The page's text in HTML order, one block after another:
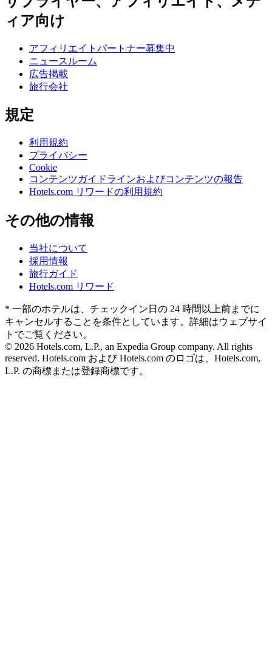
ィア向け
アフィリエイトパートナー募集中
ニュースルーム
広告掲載
旅行会社
規定
利用規約
プライバシー
Cookie
コンテンツガイドラインおよびコンテンツの報告
Hotels.com リワードの利用規約
その他の情報
当社について
採用情報
旅行ガイド
Hotels.com リワード
* 一部のホテルは、チェックイン日の 24 時間以上前までに
キャンセルすることを条件としています。詳細はウェブサイ
トでご覧ください。
© 2026 Hotels.com, L.P., an Expedia Group company. All rights
reserved. Hotels.com および Hotels.com のロゴは、Hotels.com,
L.P. の商標または登録商標です。